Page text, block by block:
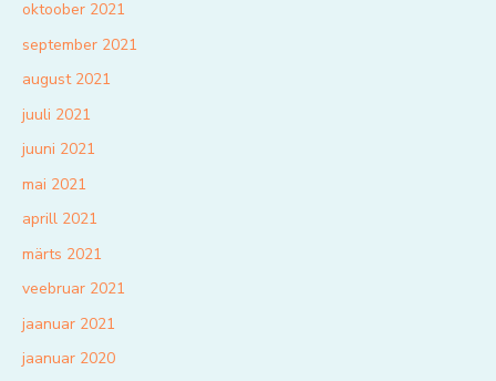
oktoober 2021
september 2021
august 2021
juuli 2021
juuni 2021
mai 2021
aprill 2021
märts 2021
veebruar 2021
jaanuar 2021
jaanuar 2020